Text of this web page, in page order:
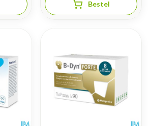
Bestel